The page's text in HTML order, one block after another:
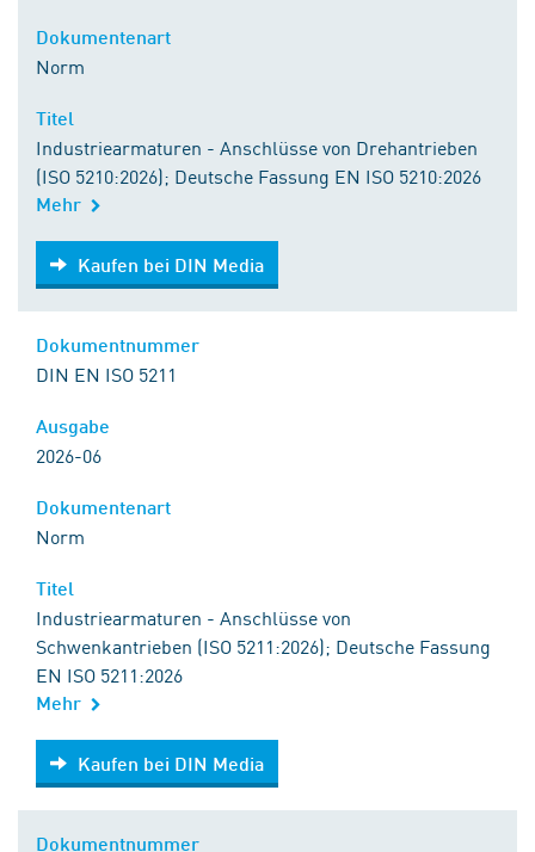
Norm
Industriearmaturen - Anschlüsse von Drehantrieben
(ISO 5210:2026); Deutsche Fassung EN ISO 5210:2026
Mehr
Kaufen bei DIN Media
Kaufen bei DIN Media
DIN EN ISO 5211
2026-06
Norm
Industriearmaturen - Anschlüsse von
Schwenkantrieben (ISO 5211:2026); Deutsche Fassung
EN ISO 5211:2026
Mehr
Kaufen bei DIN Media
Kaufen bei DIN Media